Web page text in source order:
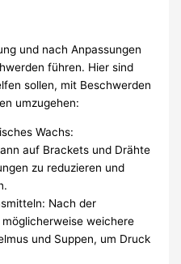
und nach Anpassungen
führen. Hier sind
sollen, mit Beschwerden
umzugehen:
Wachs:
auf Brackets und Drähte
zu reduzieren und
Nach der
weichere
und Suppen, um Druck